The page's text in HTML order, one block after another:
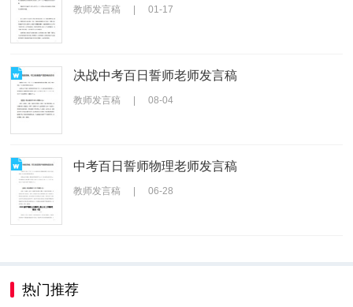
教师发言稿 | 01-17
决战中考百日誓师老师发言稿
教师发言稿 | 08-04
中考百日誓师物理老师发言稿
教师发言稿 | 06-28
热门推荐